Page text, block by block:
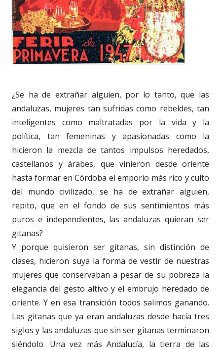
¿Se ha de extrañar alguien, por lo tanto, que las
andaluzas, mujeres tan sufridas como rebeldes, tan
inteligentes como maltratadas por la vida y la
política, tan femeninas y apasionadas como la
hicieron la mezcla de tantos impulsos heredados,
castellanos y árabes, que vinieron desde oriente
hasta formar en Córdoba el emporio más rico y culto
del mundo civilizado, se ha de extrañar alguien,
repito, que en el fondo de sus sentimientos más
puros e independientes, las andaluzas quieran ser
gitanas?
Y porque quisieron ser gitanas, sin distinción de
clases, hicieron suya la forma de vestir de nuestras
mujeres que conservaban a pesar de su pobreza la
elegancia del gesto altivo y el embrujo heredado de
oriente. Y en esa transición todos salimos ganando.
Las gitanas que ya eran andaluzas desde hacía tres
siglos y las andaluzas que sin ser gitanas terminaron
siéndolo. Una vez más Andalucía, la tierra de las